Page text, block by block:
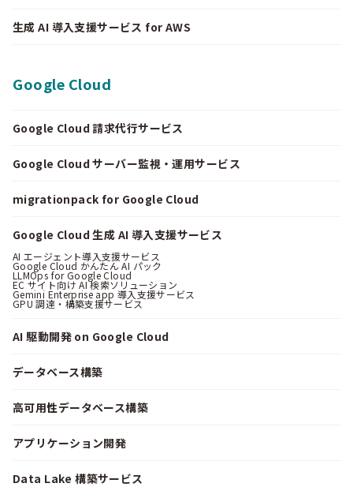
生成 AI 導入支援サービス for AWS
Google Cloud
Google Cloud 請求代行サービス
Google Cloud サーバー監視・運用サービス
migrationpack for Google Cloud
Google Cloud 生成 AI 導入支援サービス
AI エージェント導入支援サービス
Google Cloud かんたん AI パック
LLMOps for Google Cloud
EC サイト向け AI 検索ソリューション
Gemini Enterprise app 導入支援サービス
GPU 調達・構築支援サービス
AI 駆動開発 on Google Cloud
データベース構築
高可用性データベース構築
アプリケーション開発
Data Lake 構築サービス